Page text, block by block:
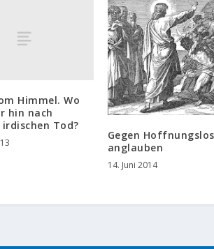
Himmel. Wo
hin nach
Tod?
Gegen
anglauben
14. Juni 2014